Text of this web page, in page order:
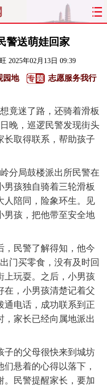
太原
文明 出行
政务 教育
最太原 网罗民生
警送萌娃回家
2025年02月13日 09:39
园地
志愿服务我行
迷了路，还骑着滑板
晚，巡逻民警发现街头
长取得联系，帮助孩子
局鼓楼派出所民警在
男孩独自骑着三轮滑板
人陪同，险象环生。见
男孩，把他带至安全地
民警了解得知，他今
门买零食，没有及时回
上玩耍。之后，小男孩
在，小男孩清楚记着父
通电话，成功联系到正
，家长已经向属地派出
的父母很快来到城坊
悬着的心得以落下，
。民警提醒家长，要加